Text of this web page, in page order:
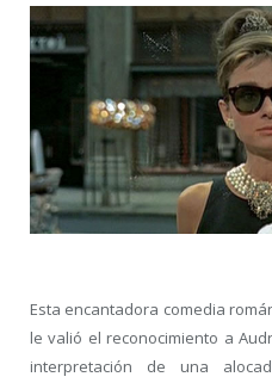
Esta encantadora comedia
le valió el reconocimiento a
interpretación de una